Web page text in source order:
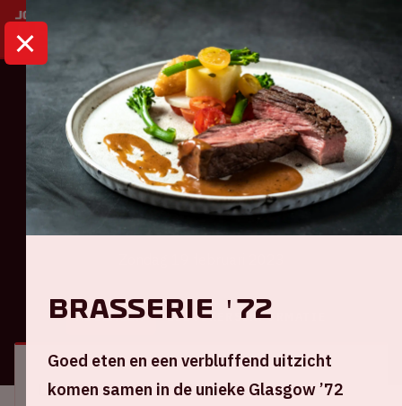
HOME KALENDER AJAX - SPARTA
Eredivisie
Ajax - Sparta
ALGEMEEN BEZOEKERSINFORMATIE
Locatie en tijd
Brasserie '72
Goed eten en een verbluffend uitzicht
komen samen in de unieke Glasgow ’72